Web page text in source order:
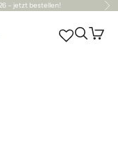
– jetzt bestellen! Vor
Suche